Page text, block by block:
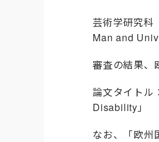
芸術学研究科
Man and
審査の結果、
論文タイト
Disability」
なお、「欧州